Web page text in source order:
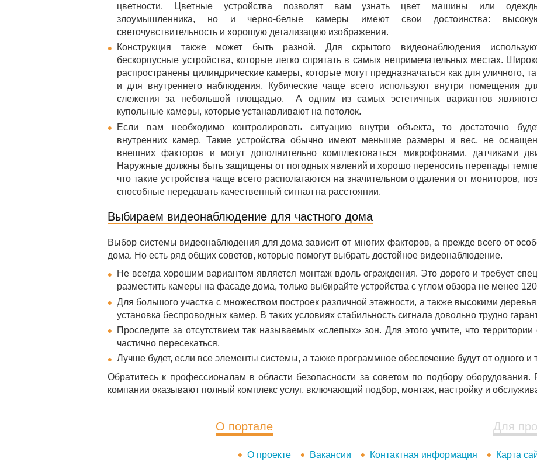
цветности. Цветные устройства позволят вам узнать цвет машины или
злоумышленника, но и черно-белые камеры имеют свои достоинства:
светочувствительность и хорошую детализацию изображения.
Конструкция также может быть разной. Для скрытого видеонаблюдения
бескорпусные устройства, которые легко спрятать в самых непримечательных местах.
распространены цилиндрические камеры, которые могут предназначаться как для уличного,
и для внутреннего наблюдения. Кубические чаще всего используют внутри помещения
слежения за небольшой площадью. А одним из самых эстетичных вариантов
купольные камеры, которые устанавливают на потолок.
Если вам необходимо контролировать ситуацию внутри объекта, то достаточно
внутренних камер. Такие устройства обычно имеют меньшие размеры и вес, не
внешних факторов и могут дополнительно комплектоваться микрофонами, датчиками
Наружные должны быть защищены от погодных явлений и хорошо переносить перепады
что такие устройства чаще всего располагаются на значительном отдалении от мониторов,
способные передавать качественный сигнал на расстоянии.
Выбираем видеонаблюдение для частного дома
Выбор системы видеонаблюдения для дома зависит от многих факторов, а прежде всего от
дома. Но есть ряд общих советов, которые помогут выбрать достойное видеонаблюдение.
Не всегда хорошим вариантом является монтаж вдоль ограждения. Это дорого и требует
разместить камеры на фасаде дома, только выбирайте устройства с углом обзора не менее
Для большого участка с множеством построек различной этажности, а также высокими
установка беспроводных камер. В таких условиях стабильность сигнала довольно трудно
Проследите за отсутствием так называемых «слепых» зон. Для этого учтите, что
частично пересекаться.
Лучше будет, если все элементы системы, а также программное обеспечение будут от одного и
Обратитесь к профессионалам в области безопасности за советом по подбору
компании оказывают полный комплекс услуг, включающий подбор, монтаж, настройку и
О портале Для
О проекте Вакансии Контактная информация Карта